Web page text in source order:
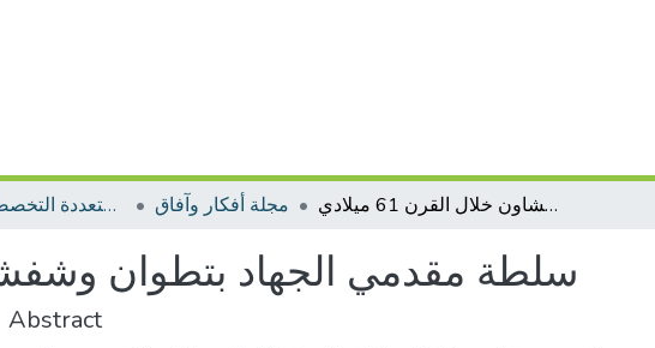
مجلات متعددة التخصصات والمجالات مجلة أفكار وآفاق سلطة مقدمي الجهاد بتطوان وشفشاون خلال القرن 61 ميلادي
سلطة مقدمي الجهاد بتطوان وشفشاون
Abstract